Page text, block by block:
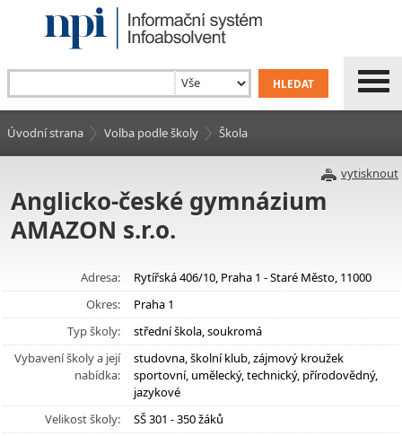
Úvodní strana Volba podle školy Škola
vytisknout
Anglicko-české gymnázium
AMAZON s.r.o.
Adresa:
Rytířská 406/10, Praha 1 - Staré Město, 11000
Okres:
Praha 1
Typ školy:
střední škola, soukromá
Vybavení školy a její
nabídka:
studovna, školní klub, zájmový kroužek
sportovní, umělecký, technický, přírodovědný,
jazykové
Velikost školy:
SŠ 301 - 350 žáků